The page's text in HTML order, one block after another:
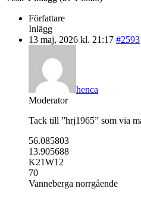
Författare
Inlägg
13 maj, 2026 kl. 21:17 #2593
henca
Moderator
Tack till ”hrj1965” som via
56.085803
13.905688
K21W12
70
Vanneberga norrgående